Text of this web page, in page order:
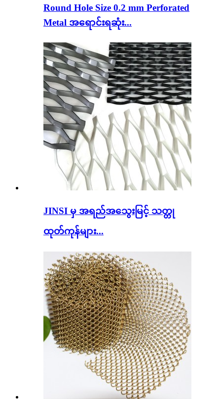
Round Hole Size 0.2 mm Perforated
Metal အရောင်းရဆုံး...
JINSI မှ အရည်အသွေးမြင့် သတ္တု
ထုတ်ကုန်များ...